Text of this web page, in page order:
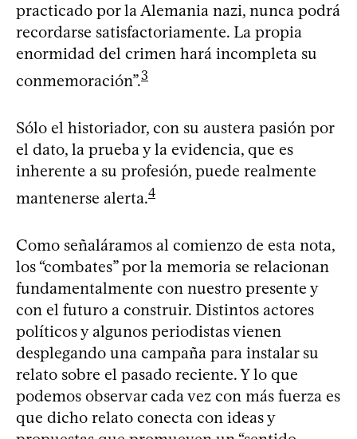
practicado por la Alemania nazi, nunca podrá
recordarse satisfactoriamente. La propia
enormidad del crimen hará incompleta su
conmemoración”.3
Sólo el historiador, con su austera pasión por
el dato, la prueba y la evidencia, que es
inherente a su profesión, puede realmente
mantenerse alerta.4
Como señaláramos al comienzo de esta nota,
los “combates” por la memoria se relacionan
fundamentalmente con nuestro presente y
con el futuro a construir. Distintos actores
políticos y algunos periodistas vienen
desplegando una campaña para instalar su
relato sobre el pasado reciente. Y lo que
podemos observar cada vez con más fuerza es
que dicho relato conecta con ideas y